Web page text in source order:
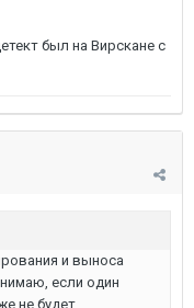
был на Вирскане с
и выноса
если один
не будет